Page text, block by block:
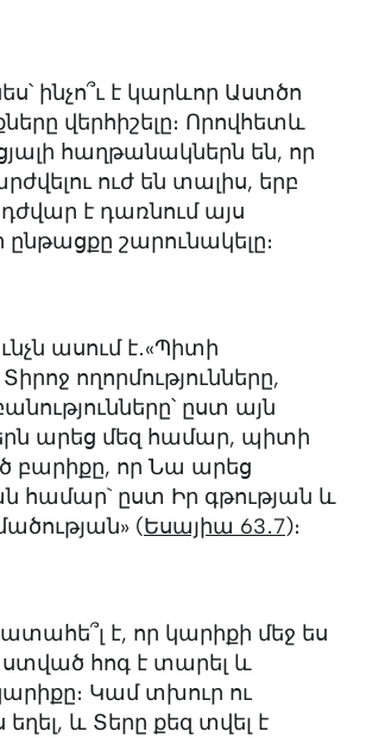
ինչո՞ւ է կարևոր Աստծո
վերհիշելը։ Որովհետև
հաղթանակներն են, որ
ուժ են տալիս, երբ
է դառնում այս
ընթացքը շարունակելը։
ասում է․«Պիտի
ողորմությունները,
ըստ այն
արեց մեզ համար, պիտի
բարիքը, որ Նա արեց
համար` ըստ Իր գթության և
(Եսայիա 63․7)։
է, որ կարիքի մեջ ես
հոգ է տարել և
Կամ տխուր ու
և Տերը քեզ տվել է